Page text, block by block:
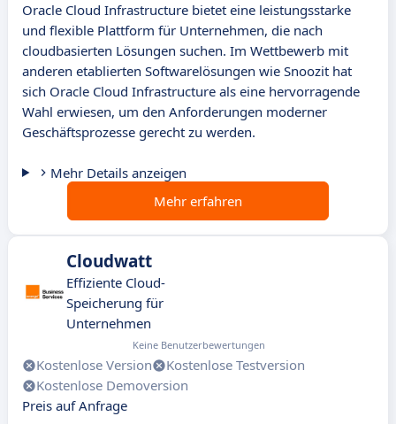
Oracle Cloud Infrastructure bietet eine leistungsstarke
und flexible Plattform für Unternehmen, die nach
cloudbasierten Lösungen suchen. Im Wettbewerb mit
anderen etablierten Softwarelösungen wie Snoozit hat
sich Oracle Cloud Infrastructure als eine hervorragende
Wahl erwiesen, um den Anforderungen moderner
Geschäftsprozesse gerecht zu werden.
Mehr Details anzeigen
Mehr erfahren
Cloudwatt
Effiziente Cloud-
Speicherung für
Unternehmen
Keine Benutzerbewertungen
Kostenlose Version
Kostenlose Testversion
Kostenlose Demoversion
Preis auf Anfrage